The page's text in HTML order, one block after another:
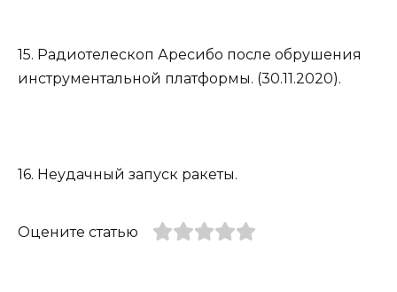
15. Радиотелескоп Аресибо после обрушения
инструментальной платформы. (30.11.2020).
16. Неудачный запуск ракеты.
Оцените статью